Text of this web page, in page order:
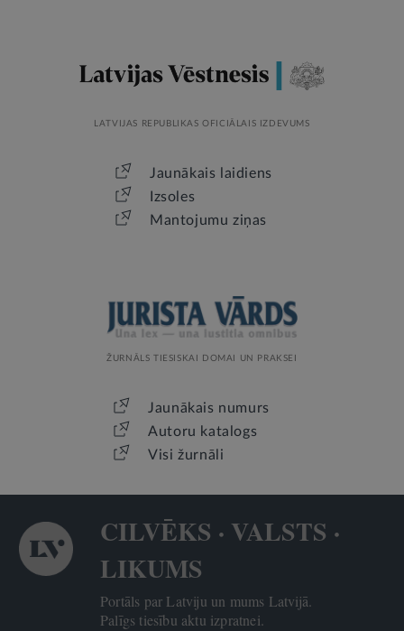
LATVIJAS REPUBLIKAS OFICIĀLAIS IZDEVUMS
Jaunākais laidiens
Izsoles
Mantojumu ziņas
ŽURNĀLS TIESISKAI DOMAI UN PRAKSEI
Jaunākais numurs
Autoru katalogs
Visi žurnāli
CILVĒKS · VALSTS ·
LIKUMS
Portāls par Latviju un mums Latvijā.
Palīgs tiesību aktu izpratnei.